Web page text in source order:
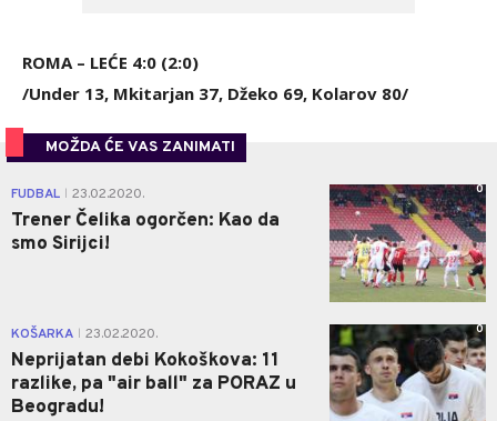
ROMA – LEĆE 4:0 (2:0)
/Under 13, Mkitarjan 37, Džeko 69, Kolarov 80/
MOŽDA ĆE VAS ZANIMATI
FUDBAL 23.02.2020.
Trener Čelika ogorčen: Kao da
smo Sirijci!
0
KOŠARKA 23.02.2020.
Neprijatan debi Kokoškova: 11
razlike, pa "air ball" za PORAZ u
Beogradu!
0